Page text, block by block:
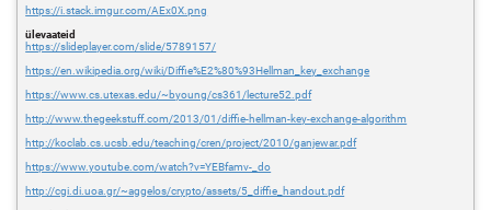
https://i.stack.imgur.com/AEx0X.png
ülevaateid
https://slideplayer.com/slide/5789157/
https://en.wikipedia.org/wiki/Diffie%E2%80%93Hellman_key_exchange
https://www.cs.utexas.edu/~byoung/cs361/lecture52.pdf
http://www.thegeekstuff.com/2013/01/diffie-hellman-key-exchange-algorithm
http://koclab.cs.ucsb.edu/teaching/cren/project/2010/ganjewar.pdf
https://www.youtube.com/watch?v=YEBfamv-_do
http://cgi.di.uoa.gr/~aggelos/crypto/assets/5_diffie_handout.pdf